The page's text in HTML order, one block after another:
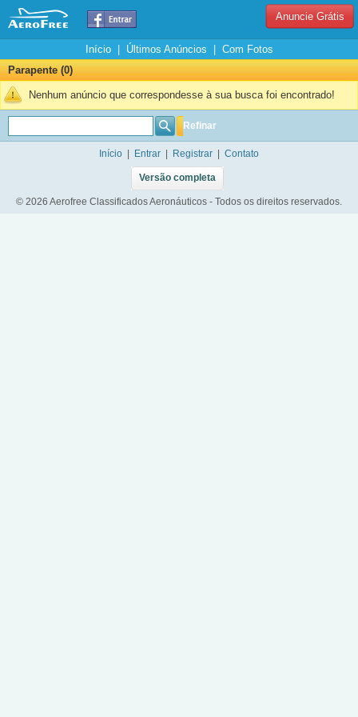
Anuncie Grátis
Início| Últimos Anúncios
Com Fotos
Parapente (0)
Nenhum anúncio que correspondesse à sua busca foi encontrado!
Refinar
Início Entrar Registrar Contato
Versão completa
© 2026 Aerofree Classificados Aeronáuticos - Todos os direitos reservados.